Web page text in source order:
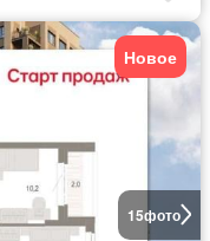
15фото
Новое